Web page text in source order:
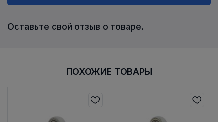
Оставьте свой отзыв о товаре.
ПОХОЖИЕ ТОВАРЫ